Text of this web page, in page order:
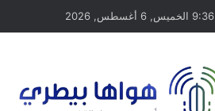
9:36 الخميس, 6 أغسطس, 2026